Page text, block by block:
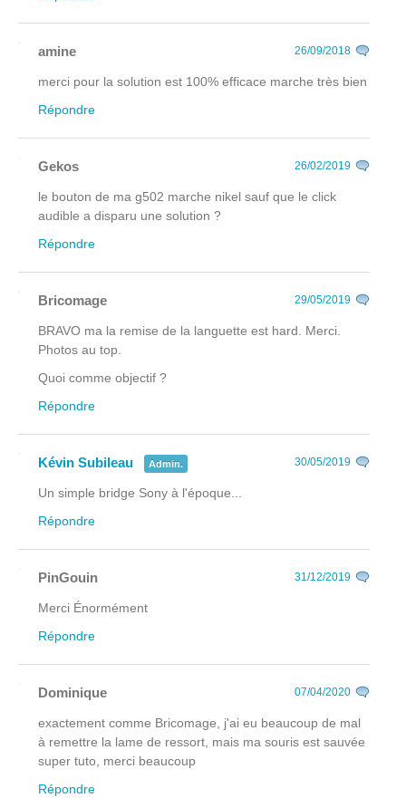
amine 26/09/2018
merci pour la solution est 100% efficace marche très bien
Répondre
Gekos 26/02/2019
le bouton de ma g502 marche nikel sauf que le click
audible a disparu une solution ?
Répondre
Bricomage 29/05/2019
BRAVO ma la remise de la languette est hard. Merci.
Photos au top.
Quoi comme objectif ?
Répondre
Kévin Subileau Admin. 30/05/2019
Un simple bridge Sony à l'époque...
Répondre
PinGouin 31/12/2019
Merci Énormément
Répondre
Dominique 07/04/2020
exactement comme Bricomage, j'ai eu beaucoup de mal
à remettre la lame de ressort, mais ma souris est sauvée
super tuto, merci beaucoup
Répondre